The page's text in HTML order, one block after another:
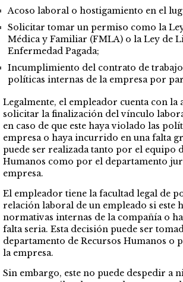
Acoso laboral o hostigamiento en el
Solicitar tomar un permiso como la
Médica y Familiar (FMLA) o la Ley de
Enfermedad Pagada;
Incumplimiento del contrato de
políticas internas de la empresa por
Legalmente, el empleador cuenta con la
solicitar la finalización del vínculo
en caso de que este haya violado las
empresa o haya incurrido en una falta
puede ser realizada tanto por el equipo
Humanos como por el departamento
empresa.
El empleador tiene la facultad legal de
relación laboral de un empleado si este
normativas internas de la compañía o
falta seria. Esta decisión puede ser
departamento de Recursos Humanos o
la empresa.
Sin embargo, este no puede despedir a